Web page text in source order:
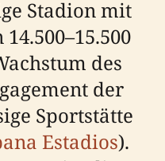
Stadion mit
des
der
Sportstätte
Estadios).